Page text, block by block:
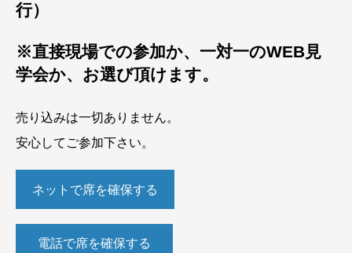
行）
※直接現場での参加か、一対一のWEB見
学会か、お選び頂けます。
売り込みは一切ありません。
安心してご参加下さい。
ネットで席を確保する
電話で席を確保する